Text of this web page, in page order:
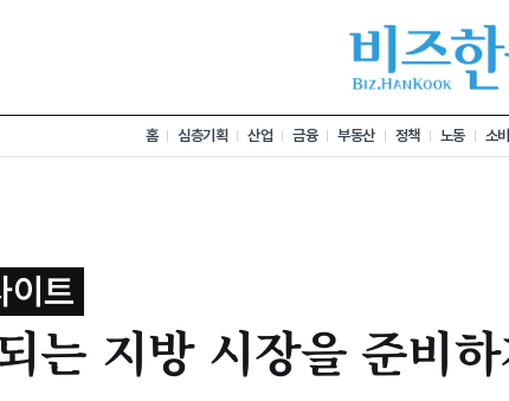
홈 심층기획 산업 금융 부동산 정책 노동 소비
이트
는 지방 시장을 준비